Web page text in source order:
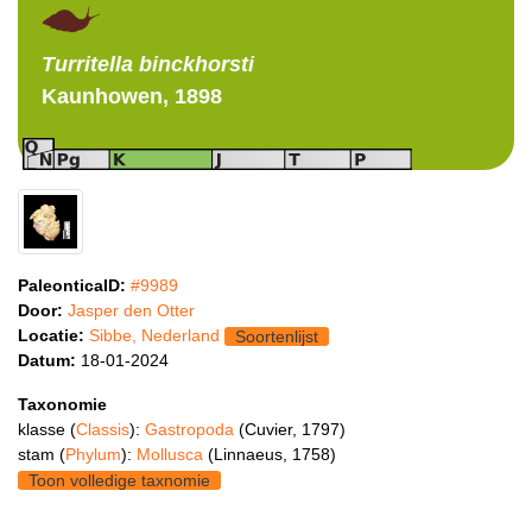
Turritella binckhorsti
Kaunhowen, 1898
PaleonticaID: #9989
Door: Jasper den Otter
Locatie: Sibbe, Nederland
Soortenlijst
Datum: 18-01-2024
Taxonomie
klasse (Classis): Gastropoda (Cuvier, 1797)
stam (Phylum): Mollusca (Linnaeus, 1758)
Toon volledige taxnomie